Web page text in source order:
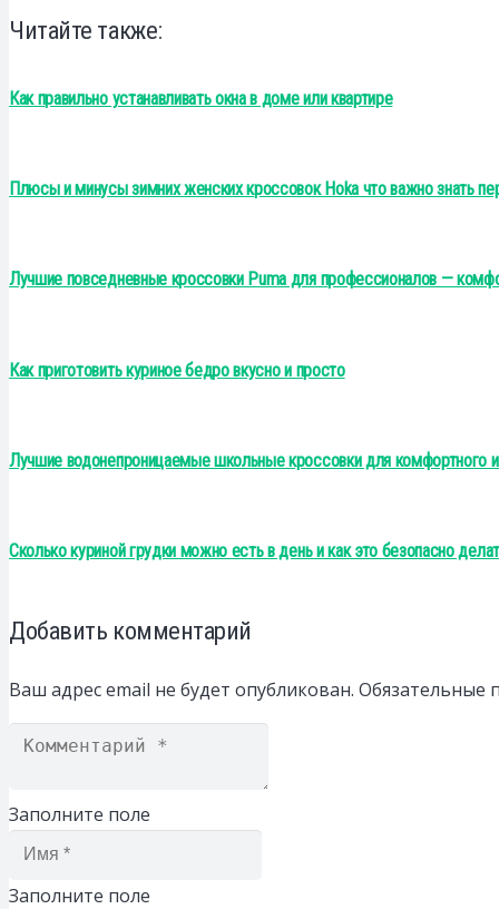
Читайте также:
Как правильно устанавливать окна в доме или квартире
Плюсы и минусы зимних женских кроссовок Hoka что важно знать
Лучшие повседневные кроссовки Puma для профессионалов —
Как приготовить куриное бедро вкусно и просто
Лучшие водонепроницаемые школьные кроссовки для комфортного и
Сколько куриной грудки можно есть в день и как это безопасно
Добавить комментарий
Ваш адрес email не будет опубликован. Обязательные
Заполните поле
Заполните поле